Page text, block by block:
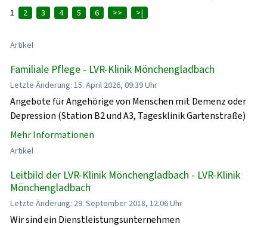
1 2 3 4 5 6 >> >|
Artikel
Familiale Pflege - LVR-Klinik Mönchengladbach
Letzte Änderung: 15. April 2026, 09:39 Uhr
Angebote für Angehörige von Menschen mit Demenz oder
Depression (Station B2 und A3, Tagesklinik Gartenstraße)
Mehr Informationen
Artikel
Leitbild der LVR-Klinik Mönchengladbach - LVR-Klinik
Mönchengladbach
Letzte Änderung: 29. September 2018, 12:06 Uhr
Wir sind ein Dienstleistungsunternehmen